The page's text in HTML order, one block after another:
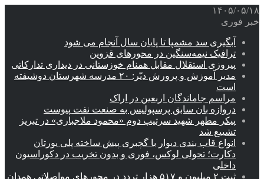
۱۴۰۵/۰۵/۱۸
خبر فوری
آبگیری سد مشمپا تا پایان سال آنجام می شود
ترافیک نیمه‌سنگین در محورهای قزوین
پیروزی استقلال مقابل همنام خوزستانی در دیداری تدارکاتی
مدیر آموزش و پرورش دیّر: ۲۰ مدرسه شهرستان دوشیفته
است
مراسم جاماندگان اربعین در اراک
دروازه بان سابق پرسپولیس به صنعت نفت پیوست
پیکر مطهر شهید سرتیپ دوم «محمود ملاجباری» در تبریز
تشییع شد
انواع قاب بندی دیوار با گچبری پیش ساخته پلی یورتان
دکارت؛ تحولی لوکس، فوری و بدون تخریب در دکوراسیون
داخلی
ثبت ۲ میلیون و ۵۱۷ هزار تردد در محورهای مواصلاتی همدان